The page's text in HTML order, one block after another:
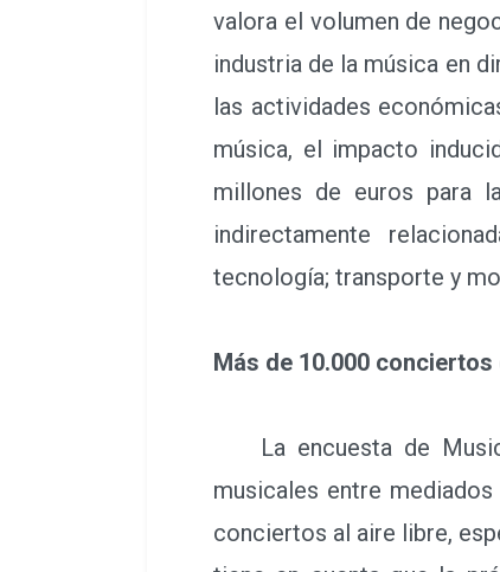
valora el volumen de
industria de la música en
las actividades
música, el impacto
millones de euros para
indirectamente
tecnología; transporte y
Más de 10.000
La encuesta de
musicales entre
conciertos al aire libre,